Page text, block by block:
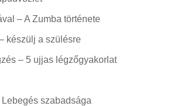
– A Zumba története
készülj a szülésre
– 5 ujjas légzőgyakorlat
szabadsága